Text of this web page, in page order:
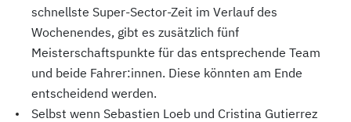
schnellste Super-Sector-Zeit im Verlauf des
Wochenendes, gibt es zusätzlich fünf
Meisterschaftspunkte für das entsprechende Team
und beide Fahrer:innen. Diese könnten am Ende
entscheidend werden.
Selbst wenn Sebastien Loeb und Cristina Gutierrez